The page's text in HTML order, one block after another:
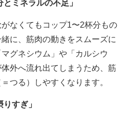
ミネラルの不足」
なくてもコップ1〜2杯分もの
に、筋肉の動きをスムーズに
グネシウム」や「カルシウ
外へ流れ出てしまうため、筋
つる）しやすくなります。
すぎ」